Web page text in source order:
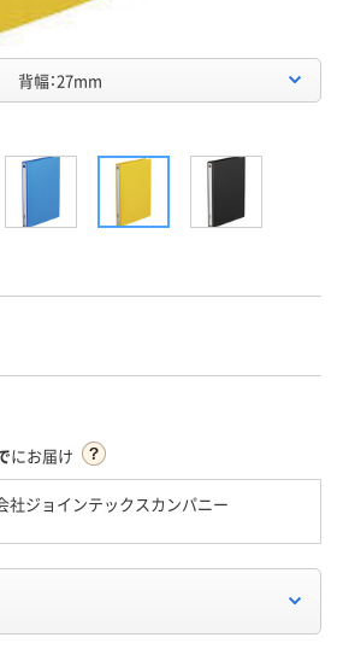
背幅：27mm
にお届け
社ジョインテックスカンパニー